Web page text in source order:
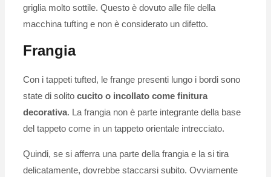
griglia molto sottile. Questo è dovuto alle file della
macchina tufting e non è considerato un difetto.
Frangia
Con i tappeti tufted, le frange presenti lungo i bordi sono
state di solito cucito o incollato come finitura
decorativa. La frangia non è parte integrante della base
del tappeto come in un tappeto orientale intrecciato.
Quindi, se si afferra una parte della frangia e la si tira
delicatamente, dovrebbe staccarsi subito. Ovviamente